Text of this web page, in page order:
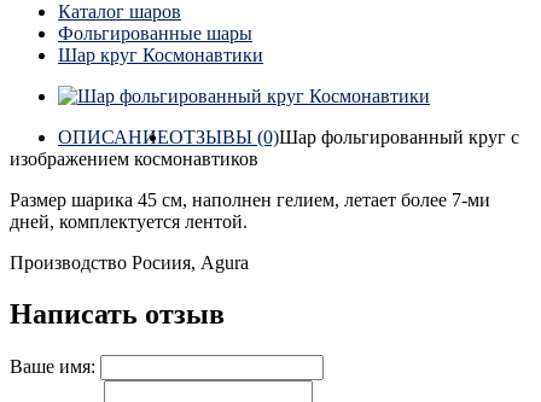
Каталог шаров
Фольгированные шары
Шар круг Космонавтики
ОПИСАНИЕОТЗЫВЫ (0)Шар фольгированный круг с
изображением космонавтиков
Размер шарика 45 см, наполнен гелием, летает более 7-ми
дней, комплектуется лентой.
Производство Росиия, Agura
Написать отзыв
Ваше имя: